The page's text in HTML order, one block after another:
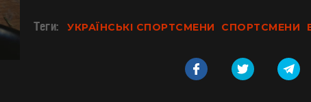
Теги: УКРАЇНСЬКІ СПОРТСМЕНИ СПОРТСМЕНИ